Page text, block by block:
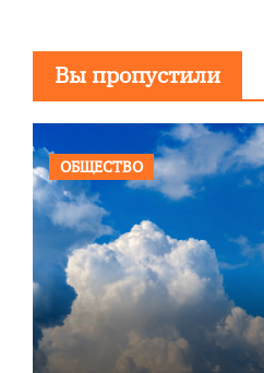
Вы пропустили
ОБЩЕСТВО